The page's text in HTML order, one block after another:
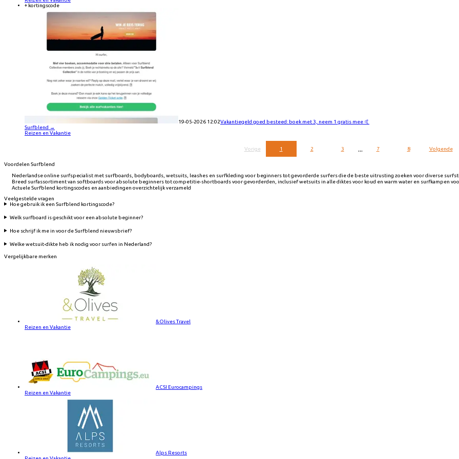
+ kortingscode
19-05-2026 12:02Vakantiegeld goed besteed: boek met 3, neem 1 gratis mee 🤙
Surfblend →
Reizen en Vakantie
Vorige 1 2 3 ... 7 8 Volgende
Voordelen Surfblend
Nederlandse online surfspecialist met surfboards, bodyboards, wetsuits, leashes en surfkleding voor beginners tot gevorderde surfers die de beste uitrusting zoeken voor diverse
Breed surfassortiment van softboards voor absolute beginners tot competitie-shortboards voor gevorderden, inclusief wetsuits in alle diktes voor koud en warm water en surfkampen
Actuele Surfblend kortingscodes en aanbiedingen overzichtelijk verzameld
Veelgestelde vragen
Hoe gebruik ik een Surfblend kortingscode?
Welk surfboard is geschikt voor een absolute beginner?
Hoe schrijf ik me in voor de Surfblend nieuwsbrief?
Welke wetsuit-dikte heb ik nodig voor surfen in Nederland?
Vergelijkbare merken
&Olives Travel
Reizen en Vakantie
ACSI Eurocampings
Reizen en Vakantie
Alps Resorts